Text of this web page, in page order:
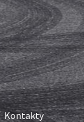
Kontakty